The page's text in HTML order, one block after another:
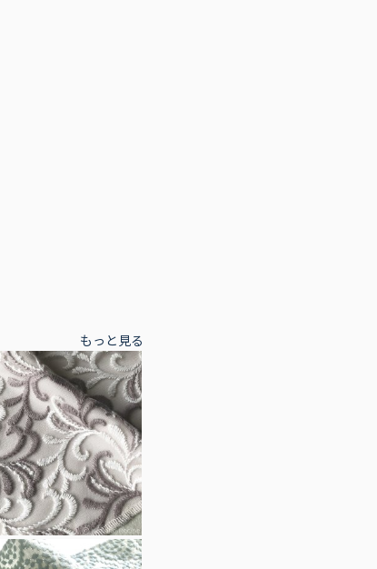
もっと見る